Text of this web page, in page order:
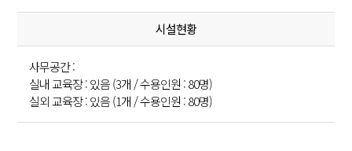
시설현황
사무공간 :
실내 교육장 : 있음 (3개 / 수용인원 : 80명)
실외 교육장 : 있음 (1개 / 수용인원 : 80명)